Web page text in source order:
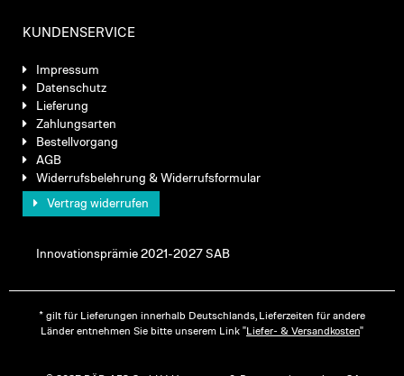
KUNDENSERVICE
Impressum
Datenschutz
Lieferung
Zahlungsarten
Bestellvorgang
AGB
Widerrufsbelehrung & Widerrufsformular
Vertrag widerrufen
Innovationsprämie 2021-2027 SAB
* gilt für Lieferungen innerhalb Deutschlands, Lieferzeiten für andere
Länder entnehmen Sie bitte unserem Link "Liefer- & Versandkosten"